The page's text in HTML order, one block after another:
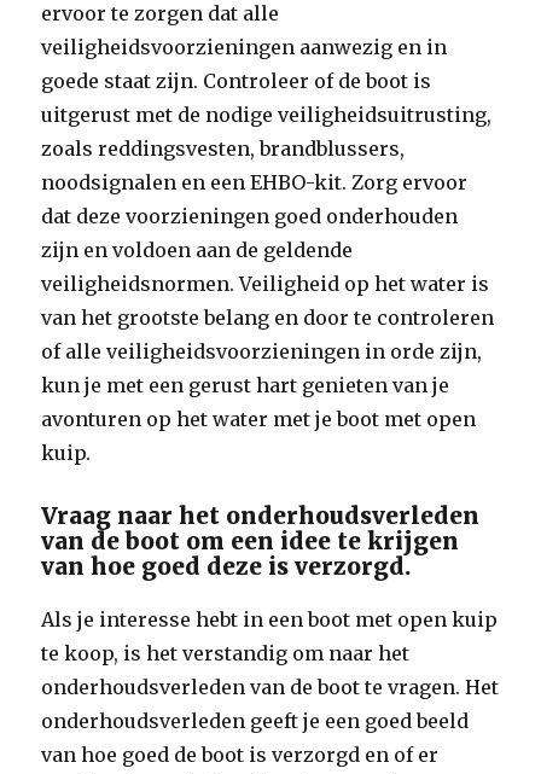
ervoor te zorgen dat alle
veiligheidsvoorzieningen aanwezig en in
goede staat zijn. Controleer of de boot is
uitgerust met de nodige veiligheidsuitrusting,
zoals reddingsvesten, brandblussers,
noodsignalen en een EHBO-kit. Zorg ervoor
dat deze voorzieningen goed onderhouden
zijn en voldoen aan de geldende
veiligheidsnormen. Veiligheid op het water is
van het grootste belang en door te controleren
of alle veiligheidsvoorzieningen in orde zijn,
kun je met een gerust hart genieten van je
avonturen op het water met je boot met open
kuip.
Vraag naar het onderhoudsverleden
van de boot om een idee te krijgen
van hoe goed deze is verzorgd.
Als je interesse hebt in een boot met open kuip
te koop, is het verstandig om naar het
onderhoudsverleden van de boot te vragen. Het
onderhoudsverleden geeft je een goed beeld
van hoe goed de boot is verzorgd en of er